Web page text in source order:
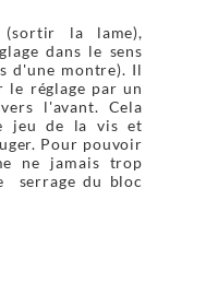
la lame),
dans le sens
d'une montre). Il
réglage par un
l'avant. Cela
jeu de la vis et
Pour pouvoir
ne jamais trop
serrage du bloc